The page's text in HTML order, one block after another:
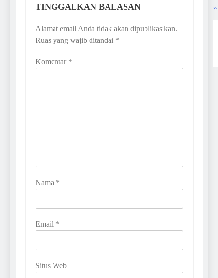
TINGGALKAN BALASAN
Alamat email Anda tidak akan dipublikasikan.
Ruas yang wajib ditandai *
Komentar *
Nama *
Email *
Situs Web